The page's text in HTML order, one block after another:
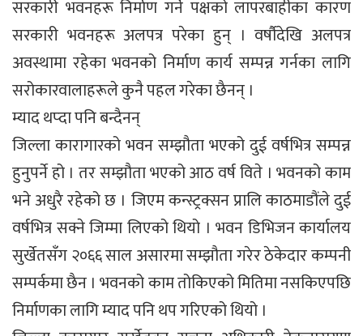
सरकारी भवनहरू निर्माण गर्ने पक्षको लापरबाहीका कारण
सरकारी भवनहरू अलपत्र परेका हुन् । वर्षौदेखि अलपत्र
अवस्थामा रहेका भवनको निर्माण कार्य सम्पन्न गर्नका लागि
सरोकारवालाहरूले कुनै पहल गरेका छैनन् ।
म्याद थप्दा पनि बन्दैनन्
जिल्ला कारागारको भवन सम्झौता भएको दुई वर्षभित्र सम्पन्न
हुनुपर्ने हो । तर सम्झौता भएको आठ वर्ष विते । भवनको काम
भने अधुरै रहेको छ । जिएम कन्स्ट्रक्सन प्रालि काठमाडौंले दुई
वर्षभित्र सक्ने जिम्मा लिएको थियो । भवन डिभिजन कार्यालय
सुर्खेतसँग २०६६ साल असारमा सम्झौता गरेर ठेकेदार कम्पनी
सम्पर्कमा छैन । भवनको काम तोकिएको मितिमा नसकिएपछि
निर्माणका लागि म्याद पनि थप गरिएको थियो ।